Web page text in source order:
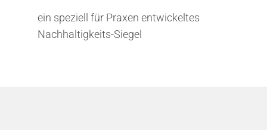
ein speziell für Praxen entwickeltes
Nachhaltigkeits-Siegel